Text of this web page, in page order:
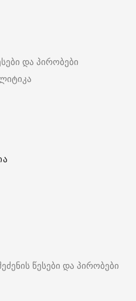
და პირობები
წესები და პირობები